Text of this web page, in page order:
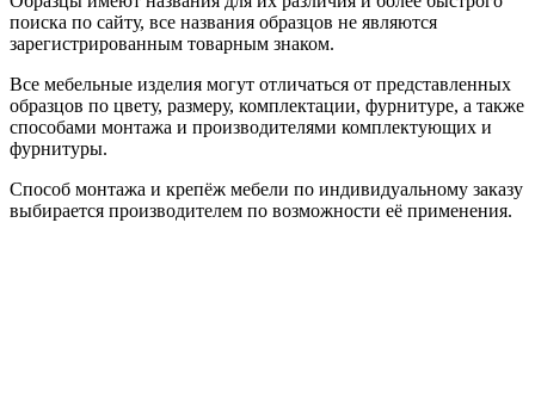
поиска по сайту, все названия образцов не являются
зарегистрированным товарным знаком.
Все мебельные изделия могут отличаться от представленных
образцов по цвету, размеру, комплектации, фурнитуре, а также
способами монтажа и производителями комплектующих и
фурнитуры.
Способ монтажа и крепёж мебели по индивидуальному заказу
выбирается производителем по возможности её применения.